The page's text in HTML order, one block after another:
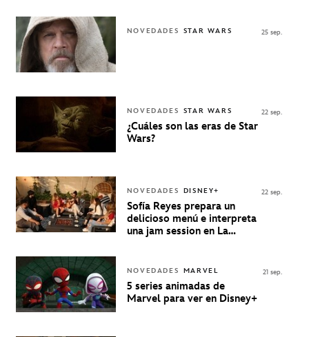
NOVEDADES STAR WARS 25 sep.
NOVEDADES STAR WARS
¿Cuáles son las eras de Star
Wars?
22 sep.
NOVEDADES DISNEY+
Sofía Reyes prepara un
delicioso menú e interpreta
una jam session en La
22 sep.
NOVEDADES MARVEL
5 series animadas de
Marvel para ver en Disney+
21 sep.